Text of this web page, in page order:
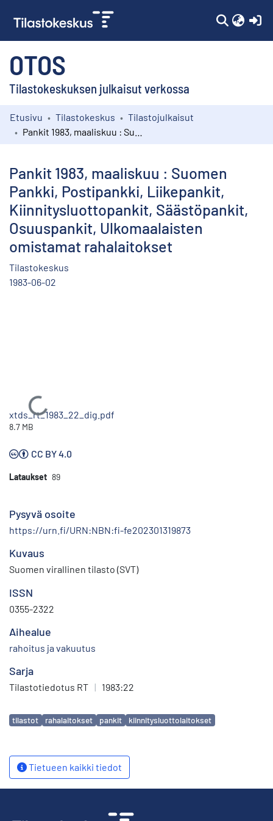
OTOS
Tilastokeskuksen julkaisut verkossa
Kokoelmat
Etusivu Tilastokeskus
Tilastojulkaisut
Pankit 1983, maaliskuu : Suomen
Pankki, Postipankki, Liikepankit,
Kiinnitysluottopankit, Säästöpankit,
Osuuspankit, Ulkomaalaisten
omistamat rahalaitokset
Tilastokeskus
1983-06-02
Ladataan...
xtds_rt_1983_22_dig.pdf
8.7 MB
CC BY 4.0
Lataukset 89
Pysyvä osoite
https://urn.fi/URN:NBN:fi-fe202301319873
Kuvaus
Suomen virallinen tilasto (SVT)
ISSN
0355-2322
Aihealue
rahoitus ja vakuutus
Sarja
Tilastotiedotus RT | 1983:22
Avainsanat
tilastot rahalaitokset pankit kiinnitysluottolaitokset
Tietueen kaikki tiedot